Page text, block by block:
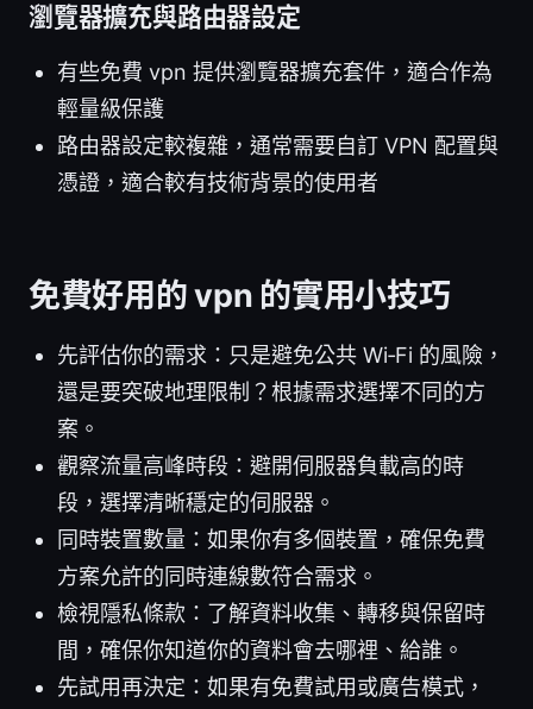
瀏覽器擴充與路由器設定
有些免費 vpn 提供瀏覽器擴充套件，適合作為
輕量級保護
路由器設定較複雜，通常需要自訂 VPN 配置與
憑證，適合較有技術背景的使用者
免費好用的 vpn 的實用小技巧
先評估你的需求：只是避免公共 Wi‑Fi 的風險，
還是要突破地理限制？根據需求選擇不同的方
案。
觀察流量高峰時段：避開伺服器負載高的時
段，選擇清晰穩定的伺服器。
同時裝置數量：如果你有多個裝置，確保免費
方案允許的同時連線數符合需求。
檢視隱私條款：了解資料收集、轉移與保留時
間，確保你知道你的資料會去哪裡、給誰。
先試用再決定：如果有免費試用或廣告模式，